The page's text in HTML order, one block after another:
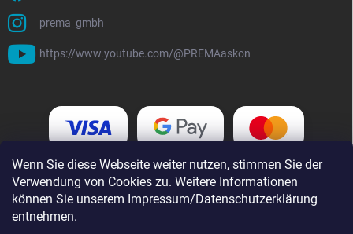
Wenn Sie diese Webseite weiter nutzen, stimmen Sie der
Verwendung von Cookies zu. Weitere Informationen
können Sie unserem Impressum/Datenschutzerklärung
entnehmen.
prema_gmbh
https://www.youtube.com/@PREMAaskon